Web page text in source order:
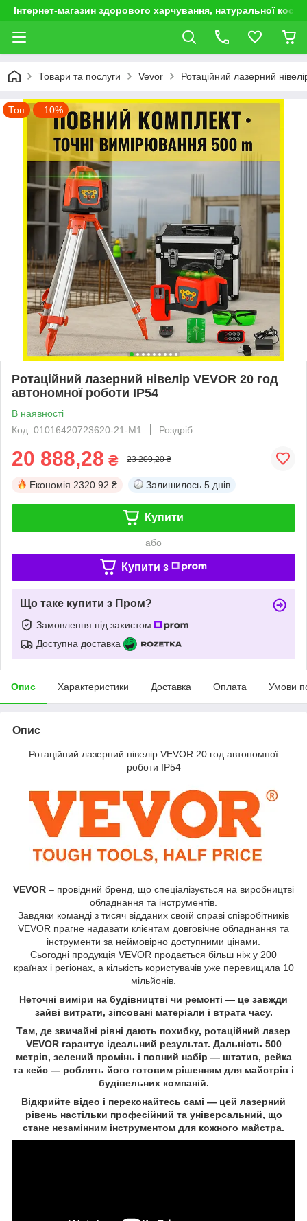
Інтернет-магазин здорового харчування, натуральної
Товари та послуги Vevor Ротаційний лазерний
Топ –10%
Ротаційний лазерний нівелір VEVOR 20 год
автономної роботи IP54
В наявності
Код: 01016420723620-21-M1
Роздріб
20 888,28 ₴ 23 209,20 ₴
Економія 2320.92 ₴ Залишилось 5 днів
Купити
або
Купити з
Що таке купити з Пром?
Замовлення під захистом
Доступна доставка
Опис Характеристики Доставка Оплата Умови
Опис
Ротаційний лазерний нівелір VEVOR 20 год автономної
роботи IP54
VEVOR –​ провідний бренд,​ що спеціалізується на виробництві
обладнання та інструментів.
Завдяки команді з тисяч відданих своїй справі співробітників
VEVOR прагне надавати клієнтам довговічне обладнання та
інструменти за неймовірно доступними цінами.
Сьогодні продукція VEVOR продається більш ніж у 200
країнах і регіонах,​ а кількість користувачів уже перевищила 10
мільйонів.
Неточні виміри на будівництві чи ремонті —​ це завжди
зайві витрати,​ зіпсовані матеріали і втрата часу.
Там,​ де звичайні рівні дають похибку,​ ротаційний лазер
VEVOR гарантує ідеальний результат.​ Дальність 500
метрів,​ зелений промінь і повний набір —​ штатив,​ рейка
та кейс —​ роблять його готовим рішенням для майстрів і
будівельних компаній.
Відкрийте відео і переконайтесь самі —​ цей лазерний
рівень настільки професійний та універсальний,​ що
стане незамінним інструментом для кожного майстра.